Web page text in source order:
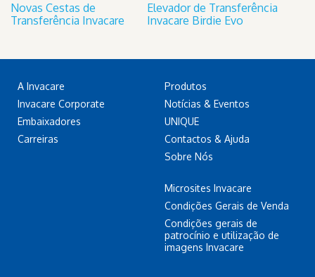
Novas Cestas de
Transferência Invacare
Elevador de Transferência
Invacare Birdie Evo
A Invacare
Invacare Corporate
Embaixadores
Carreiras
Produtos
Notícias & Eventos
UNIQUE
Contactos & Ajuda
Sobre Nós
Microsites Invacare
Condições Gerais de Venda
Condições gerais de
patrocínio e utilização de
imagens Invacare